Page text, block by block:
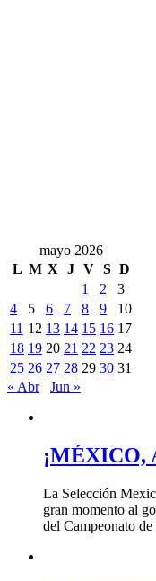
mayo 2026
L M X J V S D
1
2
3
4
5 6 7 8 9
10
11 12 13 14 15 16 17
18 19 20 21 22 23 24
25 26 27 28 29 30 31
« Abr
Jun »
¡MÉXICO,
La Selección
gran momento al
del Campeonato